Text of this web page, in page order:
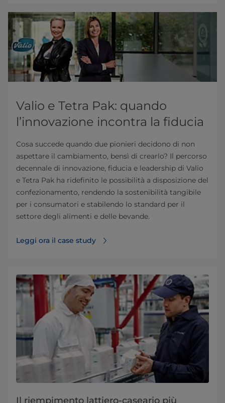
Valio e Tetra Pak: quando
l’innovazione incontra la fiducia
Cosa succede quando due pionieri decidono di non
aspettare il cambiamento, bensì di crearlo? Il percorso
decennale di innovazione, fiducia e leadership di Valio
e Tetra Pak ha ridefinito le possibilità a disposizione del
confezionamento, rendendo la sostenibilità tangibile
per i consumatori e stabilendo lo standard per il
settore degli alimenti e delle bevande.
Leggi ora il case study
Il riempimento lattiero-caseario più